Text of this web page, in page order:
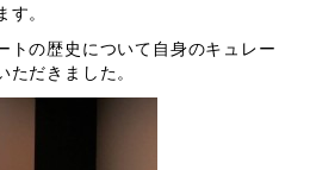
す。
トの歴史について自身のキュレー
ただきました。